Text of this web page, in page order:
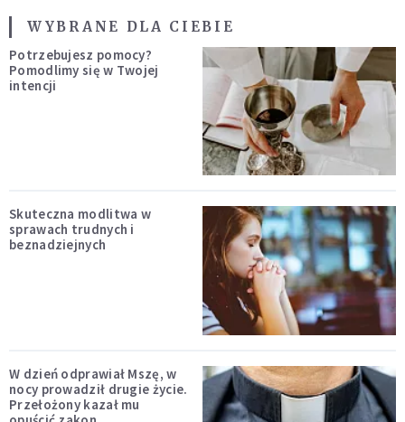
WYBRANE DLA CIEBIE
Potrzebujesz pomocy?
Pomodlimy się w Twojej
intencji
Skuteczna modlitwa w
sprawach trudnych i
beznadziejnych
W dzień odprawiał Mszę, w
nocy prowadził drugie życie.
Przełożony kazał mu